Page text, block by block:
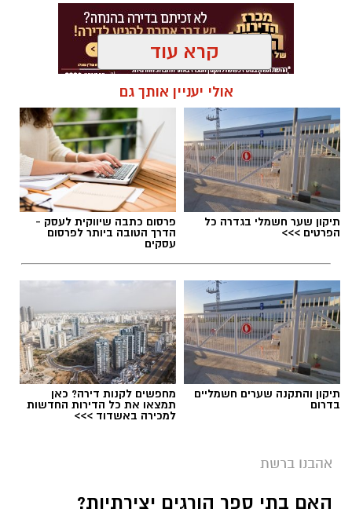
נוריה בן ארצי
חדשותי? מצאתם טעות בכתבה? נשמח שתשתפו
קרא עוד
אולי יעניין אותך גם
תיקון שער חשמלי בגדרה כל
הפרטים >>>
פרסום כתבה שיווקית לעסק -
הדרך הטובה ביותר לפרסום
עסקים
תיקון והתקנה שערים חשמליים
בדרום
מחפשים לקנות דירה? כאן
תמצאו את כל הדירות החדשות
למכירה באשדוד >>>
אהבנו ברשת
האם בתי ספר הורגים יצירתיות?